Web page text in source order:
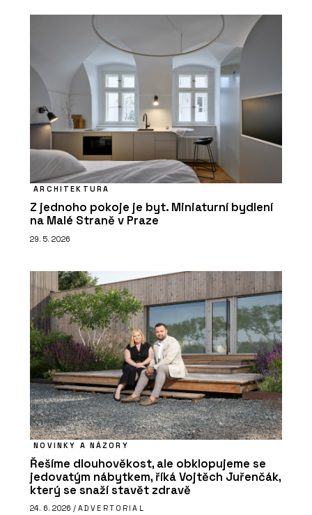
ARCHITEKTURA
Z jednoho pokoje je byt. Miniaturní bydlení
na Malé Straně v Praze
29. 5. 2026
NOVINKY A NÁZORY
Řešíme dlouhověkost, ale obklopujeme se
jedovatým nábytkem, říká Vojtěch Juřenčák,
který se snaží stavět zdravě
24. 6. 2026 / ADVERTORIAL